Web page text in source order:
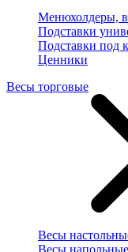
Менюхолдеры,
Подставки
Подставки под
Ценники
Весы торговые
Весы
Весы напольные